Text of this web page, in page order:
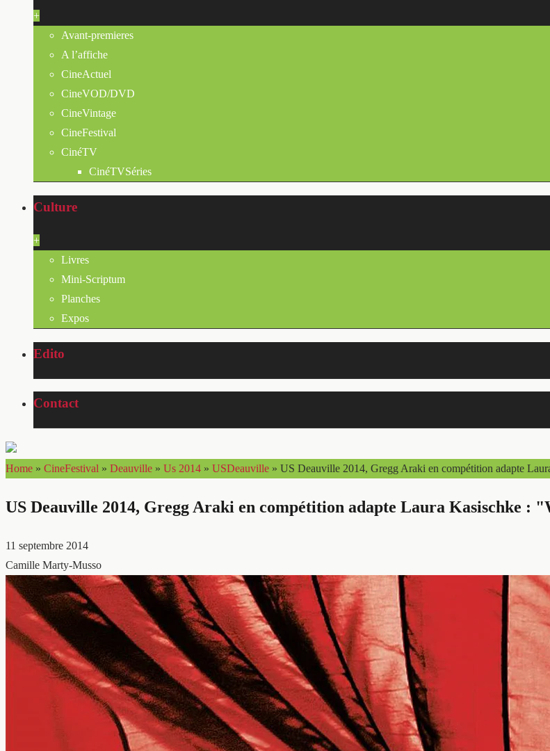
+
Avant-premieres
A l’affiche
CineActuel
CineVOD/DVD
CineVintage
CineFestival
CinéTV
CinéTVSéries
Culture
+
Livres
Mini-Scriptum
Planches
Expos
Edito
Contact
Home » CineFestival » Deauville » Us 2014 » USDeauville » US Deauville 2014, Gregg Araki en compétition adapte
US Deauville 2014, Gregg Araki en compétition adapte Laura Kasischke :
11 septembre 2014
Camille Marty-Musso